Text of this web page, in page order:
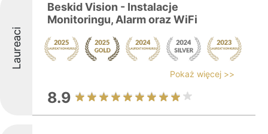
Laureaci
Beskid Vision - Instalacje
Monitoringu, Alarm oraz WiFi
Pokaż więcej >>
8.9